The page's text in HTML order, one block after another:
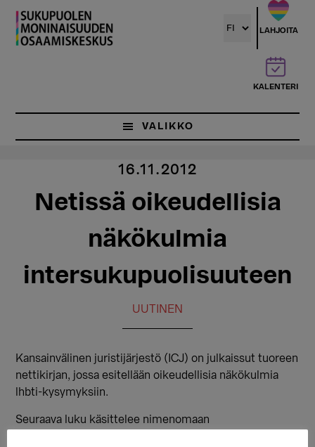
Hyppää
pääsisältöön
LAHJOITA
KALENTERI
VALIKKO
16.11.2012
Netissä oikeudellisia
näkökulmia
intersukupuolisuuteen
UUTINEN
Kansainvälinen juristijärjestö (ICJ) on julkaissut tuoreen
nettikirjan, jossa esitellään oikeudellisia näkökulmia
lhbti-kysymyksiin.
Seuraava luku käsittelee nimenomaan